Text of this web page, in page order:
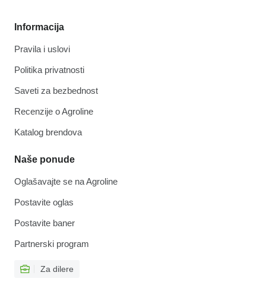
Informacija
Pravila i uslovi
Politika privatnosti
Saveti za bezbednost
Recenzije o Agroline
Katalog brendova
Naše ponude
Oglašavajte se na Agroline
Postavite oglas
Postavite baner
Partnerski program
Za dilere